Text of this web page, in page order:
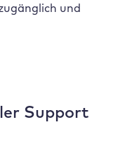
und
Support